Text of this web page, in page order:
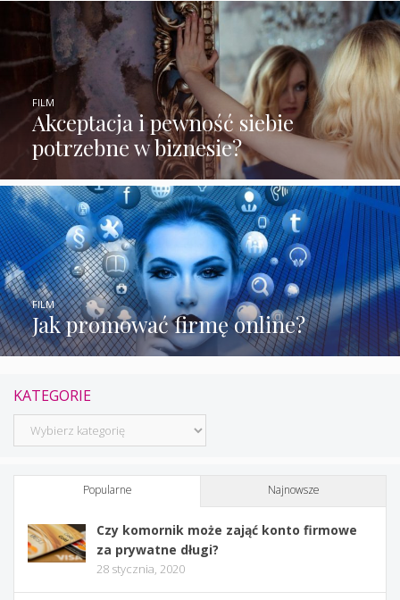
Akceptacja i pewność siebie
potrzebne w biznesie?
FILM
Jak promować firmę online?
FILM
KATEGORIE
Kategorie
Popularne Najnowsze
Czy komornik może zająć konto firmowe
za prywatne długi?
28 stycznia, 2020